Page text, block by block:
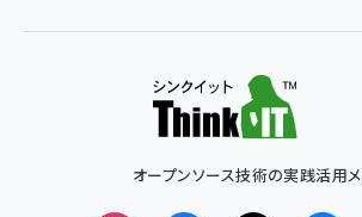
オープンソース技術の実践活用